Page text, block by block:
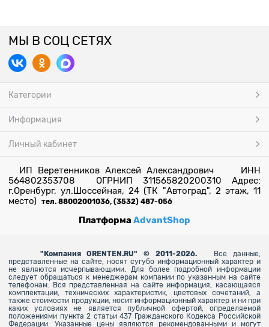
МЫ В СОЦ СЕТЯХ
Категории
Информация
Личный кабинет
ИП Веретенников Алексей Александрович ИНН
564802353708 ОГРНИП 311565820200310 Адрес:
г.Оренбург, ул.Шоссейная, 24 (ТК "Автоград", 2 этаж, 11
место) тел. 88002001036, (3532) 487-056
ПлатформаAdvantShop
" Компания ORENTEN.RU" © 2011-2026.
Все данные,
представленные на сайте, носят сугубо информационный характер и
не являются исчерпывающими. Для более подробной информации
следует обращаться к менеджерам компании по указанным на сайте
телефонам. Вся представленная на сайте информация, касающаяся
комплектации, технических характеристик, цветовых сочетаний, а
также стоимости продукции, носит информационный характер и ни при
каких условиях не является публичной офертой, определяемой
положениями пункта 2 статьи 437 Гражданского Кодекса Российской
Федерации. Указанные цены являются рекомендованными и могут